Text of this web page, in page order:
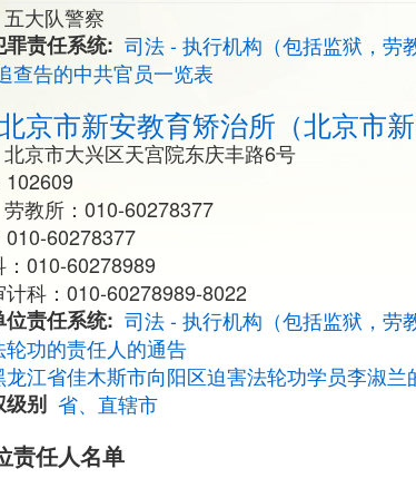
五大队警察
罪责任系统
司法 - 执行机构（包括监狱，劳
查告的中共官员一览表
京市新安教育矫治所（北京市新
北京市大兴区天宫院东庆丰路6号
102609
劳教所：010-60278377
010-60278377
：010-60278989
计科：010-60278989-8022
位责任系统
司法 - 执行机构（包括监狱，劳
轮功的责任人的通告
龙江省佳木斯市向阳区迫害法轮功学员李淑兰
级别 省、直辖市
责任人名单